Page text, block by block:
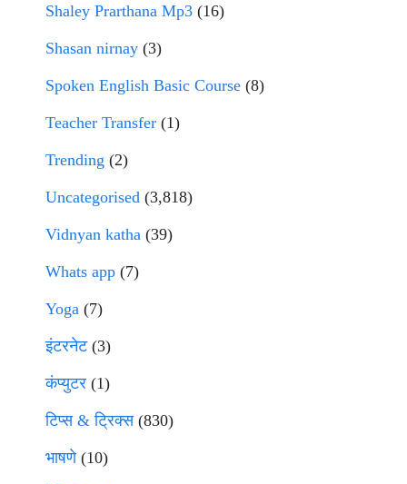
Shaley Prarthana Mp3 (16)
Shasan nirnay (3)
Spoken English Basic Course (8)
Teacher Transfer (1)
Trending (2)
Uncategorised (3,818)
Vidnyan katha (39)
Whats app (7)
Yoga (7)
इंटरनेट(3)
कंप्युटर (1)
टिप्स & ट्रिक्स(830)
भाषणे(10)